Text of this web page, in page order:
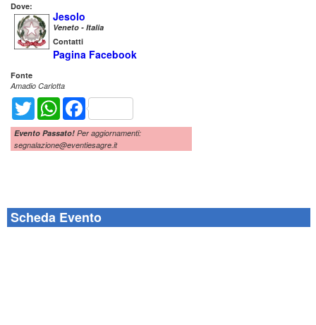
Dove:
Jesolo
Veneto - Italia
Contatti
Pagina Facebook
Fonte
Amadio Carlotta
Twitter WhatsAppFacebook
Evento Passato! Per aggiornamenti:
segnalazione@eventiesagre.it
Scheda Evento